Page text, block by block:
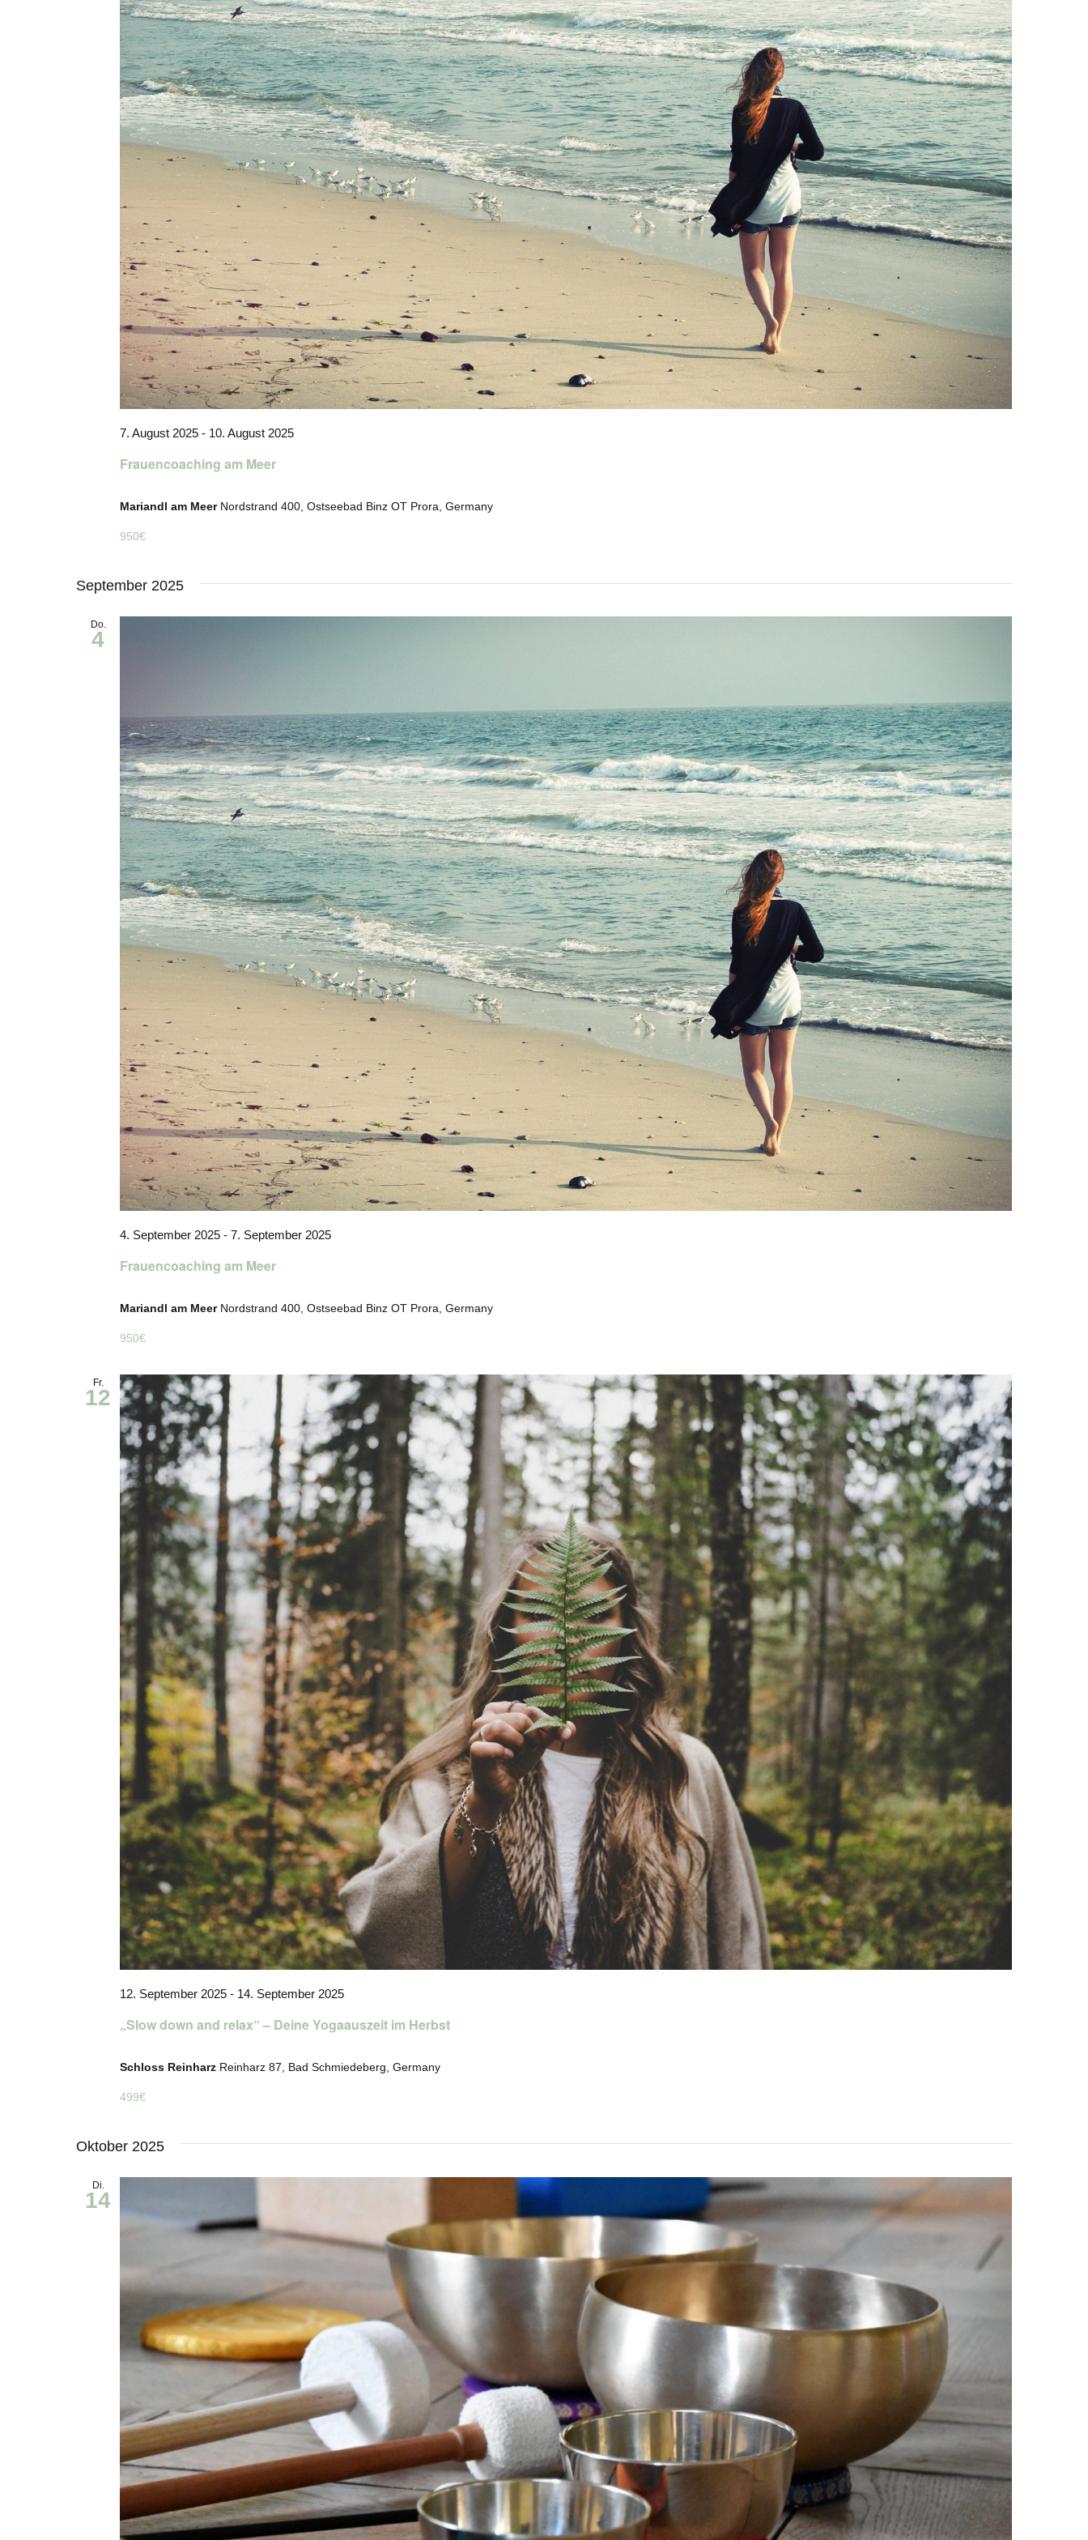
Frauencoaching am Meer
7. August 2025 - 10. August 2025
Mariandl am Meer Nordstrand 400, Ostseebad Binz OT Prora, Germany
950€
September 2025
Do.
4
Frauencoaching am Meer
4. September 2025 -7. September 2025
Mariandl am Meer Nordstrand 400, Ostseebad Binz OT Prora, Germany
950€
Fr.
12
„Slow down and relax“ – Deine Yogaauszeit im Herbst
12. September 2025 - 14. September 2025
Schloss Reinharz Reinharz 87, Bad Schmiedeberg, Germany
499€
Oktober 2025
Di.
14